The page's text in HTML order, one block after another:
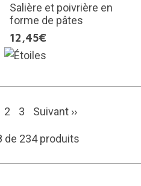
Salière et poivrière en
forme de pâtes
12,45€
2 3 Suivant ››
de 234 produits